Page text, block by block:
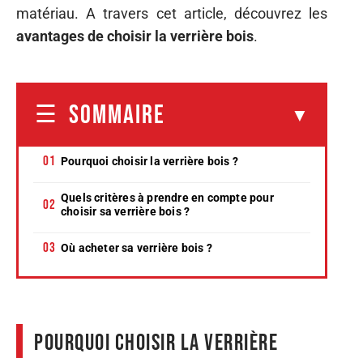
matériau. A travers cet article, découvrez les
avantages de choisir la verrière bois.
SOMMAIRE
Pourquoi choisir la verrière bois ?
Quels critères à prendre en compte pour
choisir sa verrière bois ?
Où acheter sa verrière bois ?
Pourquoi choisir la verrière